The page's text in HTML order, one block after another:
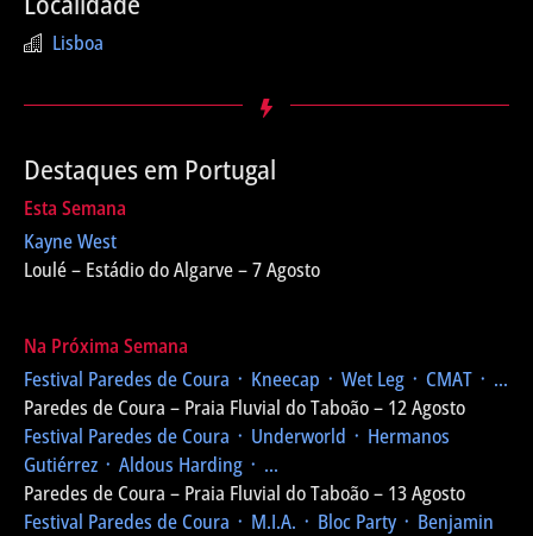
Lisboa
Destaques em Portugal
Esta Semana
Kayne West
Loulé – Estádio do Algarve – 7 Agosto
Na Próxima Semana
Festival Paredes de Coura ᛫ Kneecap ᛫ Wet Leg ᛫ CMAT ᛫ ...
Paredes de Coura – Praia Fluvial do Taboão – 12 Agosto
Festival Paredes de Coura ᛫ Underworld ᛫ Hermanos
Gutiérrez ᛫ Aldous Harding ᛫ ...
Paredes de Coura – Praia Fluvial do Taboão – 13 Agosto
Festival Paredes de Coura ᛫ M.I.A. ᛫ Bloc Party ᛫ Benjamin